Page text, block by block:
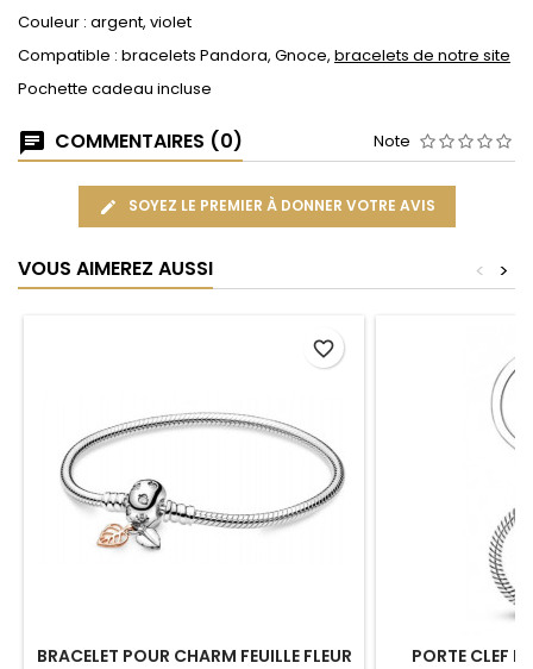
Couleur : argent, violet
Compatible : bracelets Pandora, Gnoce, bracelets de notre site
Pochette cadeau incluse
COMMENTAIRES (0) Note
SOYEZ LE PREMIER À DONNER VOTRE AVIS
VOUS AIMEREZ AUSSI >
<
BRACELET POUR CHARM FEUILLE FLEUR
favorite_border
PORTE CLEF